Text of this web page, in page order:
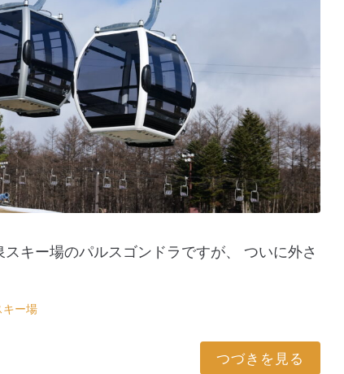
キー場のパルスゴンドラですが、 ついに外さ
キー場
つづきを見る